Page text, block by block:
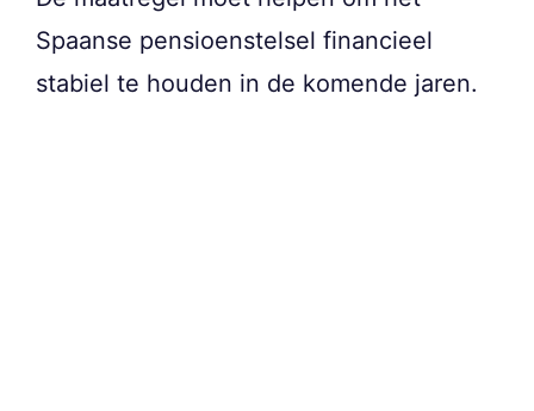
Spaanse pensioenstelsel financieel
stabiel te houden in de komende jaren.